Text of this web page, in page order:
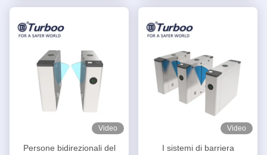
Video
Persone bidirezionali del
Video
I sistemi di barriera